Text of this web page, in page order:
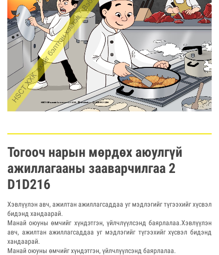
Тогооч нарын мөрдөх аюулгүй
ажиллагааны зааварчилгаа 2
D1D216
Хэвлүүлэн авч, ажилтан ажиллагсаддаа уг мэдлэгийг түгээхийг хүсвэл
бидэнд хандаарай.
Манай оюуны өмчийг хүндэтгэн, үйлчлүүлсэнд баярлалаа.Хэвлүүлэн
авч, ажилтан ажиллагсаддаа уг мэдлэгийг түгээхийг хүсвэл бидэнд
хандаарай.
Манай оюуны өмчийг хүндэтгэн, үйлчлүүлсэнд баярлалаа.